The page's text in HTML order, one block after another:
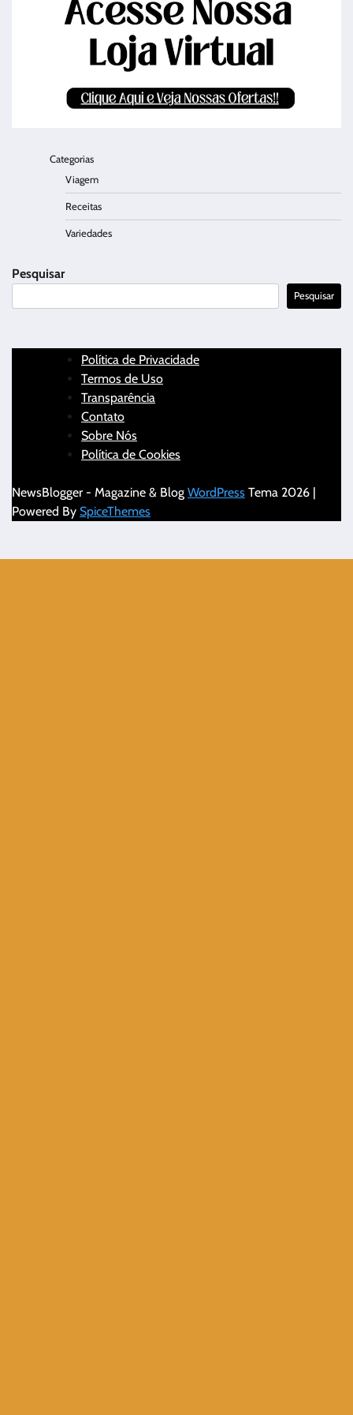
Categorias
Viagem
Receitas
Variedades
Pesquisar
Pesquisar
Política de Privacidade
Termos de Uso
Transparência
Contato
Sobre Nós
Política de Cookies
NewsBlogger - Magazine & Blog WordPress Tema 2026 |
Powered By SpiceThemes